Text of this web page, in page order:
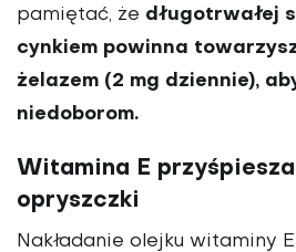
pamiętać, że długotrwałej
cynkiem powinna
żelazem (2 mg dziennie),
niedoborom.
Witamina E
opryszczki
Nakładanie olejku witaminy